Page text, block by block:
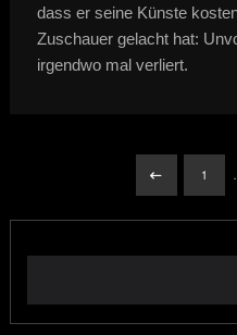
dass er seine Künste
Zuschauer gelacht hat:
irgendwo mal verliert.
der
Beiträge
1
Suchen